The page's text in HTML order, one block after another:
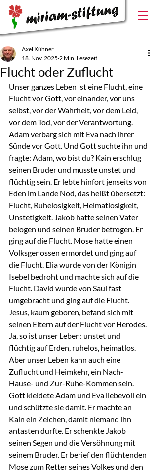
Flucht oder Zuflucht
Axel Kühner
18. Nov. 2025 2 Min. Lesezeit
Unser ganzes Leben ist eine Flucht, eine
Flucht vor Gott, vor einander, vor uns
selbst, vor der Wahrheit, vor dem Leid,
vor dem Tod, vor der Verantwortung.
Adam verbarg sich mit Eva nach ihrer
Sünde vor Gott. Und Gott suchte ihn und
fragte: Adam, wo bist du? Kain erschlug
seinen Bruder und musste unstet und
flüchtig sein. Er lebte hinfort jenseits von
Eden im Lande Nod, das heißt übersetzt:
Flucht, Ruhelosigkeit, Heimatlosigkeit,
Unstetigkeit. Jakob hatte seinen Vater
belogen und seinen Bruder betrogen. Er
ging auf die Flucht. Mose hatte einen
Volksgenossen ermordet und ging auf
die Flucht. Elia wurde von der Königin
Isebel bedroht und machte sich auf die
Flucht. David wurde von Saul fast
umgebracht und ging auf die Flucht.
Jesus, kaum geboren, befand sich mit
seinen Eltern auf der Flucht vor Herodes.
Ja, so ist unser Leben: unstet und
flüchtig auf Erden, ruhelos, heimatlos.
Aber unser Leben kann auch eine
Zuflucht und Heimkehr, ein Nach-
Hause- und Zur-Ruhe-Kommen sein.
Gott kleidete Adam und Eva liebevoll ein
und schützte sie damit. Er machte an
Kain ein Zeichen, damit niemand ihn
antasten durfte. Er schenkte Jakob
seinen Segen und die Versöhnung mit
seinem Bruder. Er berief den flüchtenden
Mose zum Retter seines Volkes und den